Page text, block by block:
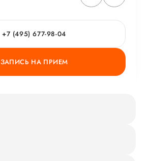
+7 (495) 677-98-04
ЗАПИСЬ НА ПРИЕМ